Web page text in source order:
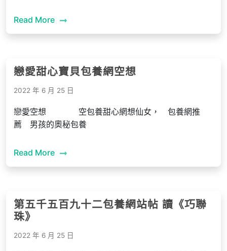
Read More
戀愛甜心寶貝包養網空想
2022 年 6 月 25 日
戀愛空想 ​ ​空包養甜心網想仙女， 包養網推
薦 ​男孩的奧秘包養
Read More
第五千五百九十二包養網站帖 讀《巧聯
珠》
2022 年 6 月 25 日